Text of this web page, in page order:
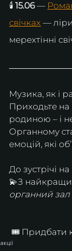
🕯️ 15.06 —
свічках —
мерехтінні
Музика, як і
Приходьте
родиною – і
Органному
емоцій, які
До зустрічі
💫З
органний зал
🎟️ Придбати
акції